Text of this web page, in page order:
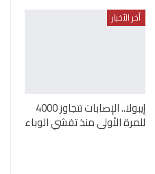
أخر الأخبار
إيبولا.. الإصابات تتجاوز 4000
للمرة الأولى منذ تفشي الوباء